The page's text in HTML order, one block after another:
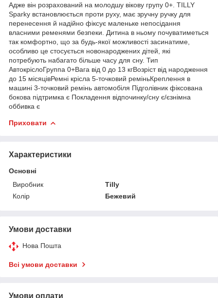
Адже він розрахований на молодшу вікову групу 0+. TILLY
Sparky встановлюється проти руху, має зручну ручку для
перенесення й надійно фіксує маленьке непосідання
власними ременями безпеки. Дитина в ньому почуватиметься
так комфортно, що за будь-якої можливості засинатиме,
особливо це стосується новонароджених дітей, які
потребують набагато більше часу для сну. Тип
АвтокріслоГруппа 0+Вага від 0 до 13 кгВозріст від народження
до 15 місяцівРемні крісла 5-точковий реміньКреплення в
машині 3-точковий ремінь автомобіля Підголівник фіксована
бокова підтримка є Покладення відпочинку/сну є/єзнімна
оббивка є
Приховати
Характеристики
Основні
Виробник
Tilly
Колір
Бежевий
Умови доставки
Нова Пошта
Всі умови доставки
Умови оплати